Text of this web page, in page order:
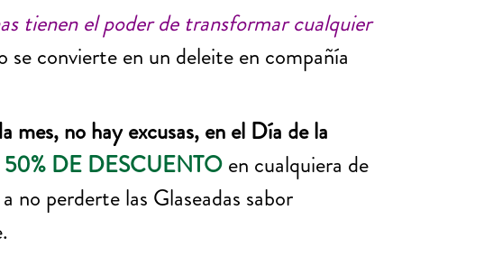
tienen el poder de transformar cualquier
se convierte en un deleite en compañía
mes, no hay excusas, en el Día de la
50% DE DESCUENTOen cualquiera de
no perderte las Glaseadas sabor